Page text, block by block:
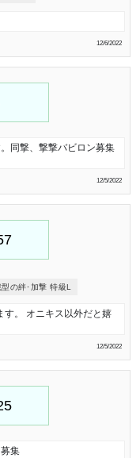
12/6/2022
同撃、撃撃バビロン募集
12/5/2022
型の絆･加撃 特級L
す。 オニキス以外だと嬉
12/5/2022
集